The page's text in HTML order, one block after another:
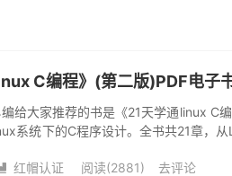
C编程》(第二版)PDF电子
给大家推荐的书是《21天学通linux C
系统下的C程序设计。全书共21章，
红帽认证 阅读(2881) 去评论